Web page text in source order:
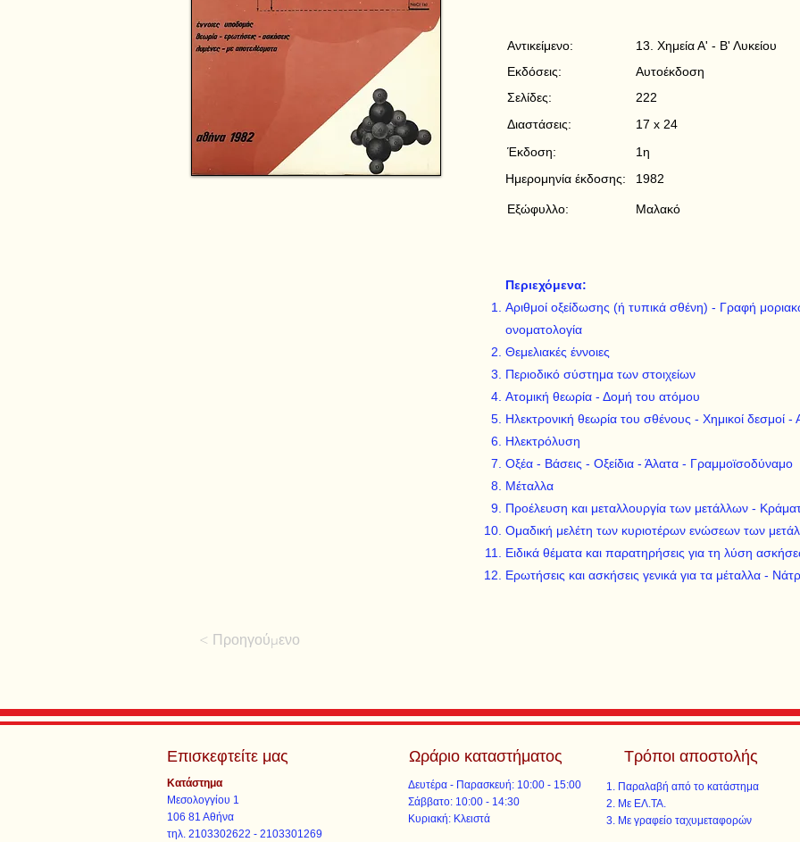
Αντικείμενο:
Εκδόσεις:
Σελίδες:
Διαστάσεις:
Έκδοση:
Ημερομηνία έκδοσης:
Εξώφυλλο:
13. Χημεία Α' - Β' Λυκείου
Αυτοέκδοση
222
17 x 24
1η
1982
Μαλακό
Περιεχόμενα:
Αριθμοί οξείδωσης (ή τυπικά σθένη) - Γραφή
ονοματολογία
Θεμελιακές έννοιες
Περιοδικό σύστημα των στοιχείων
Ατομική θεωρία - Δομή του ατόμου
Ηλεκτρονική θεωρία του σθένους - Χημικοί δεσμοί -
Ηλεκτρόλυση
Οξέα - Βάσεις - Οξείδια - Άλατα - Γραμμοϊσοδύναμο
Μέταλλα
Προέλευση και μεταλλουργία των μετάλλων -
Ομαδική μελέτη των κυριοτέρων ενώσεων των
Ειδικά θέματα και παρατηρήσεις για τη λύση
Ερωτήσεις και ασκήσεις γενικά για τα μέταλλα -
< Προηγούμενο
Επισκεφτείτε μας
Κατάστημα
Μεσολογγίου 1
106 81 Αθήνα
τηλ. 2103302622 - 2103301269
Ωράριο καταστήματος
Δευτέρα - Παρασκευή: 10:00 - 15:00
​​Σάββατο: 10:00 - 14:30
​Κυριακή: Κλειστά
Τρόποι αποστολής
Παραλαβή από το κατάστημα
Με ΕΛ.ΤΑ.​​
Με γραφείο ταχυμεταφορών​